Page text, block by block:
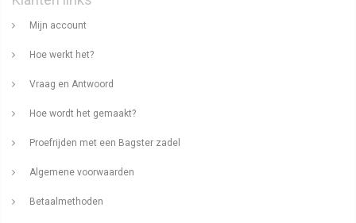
Mijn account
Hoe werkt het?
Vraag en Antwoord
Hoe wordt het gemaakt?
Proefrijden met een Bagster zadel
Algemene voorwaarden
Betaalmethoden